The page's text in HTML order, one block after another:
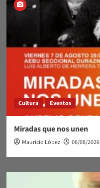
Cultura Eventos
Miradas que nos unen
Mauricio López 06/08/2026